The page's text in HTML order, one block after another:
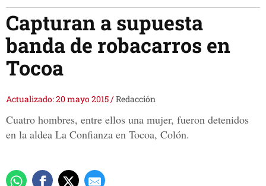
Capturan a supuesta
banda de robacarros en
Tocoa
Actualizado: 20 mayo 2015/Redacción
Cuatro hombres, entre ellos una mujer, fueron detenidos
en la aldea La Confianza en Tocoa, Colón.